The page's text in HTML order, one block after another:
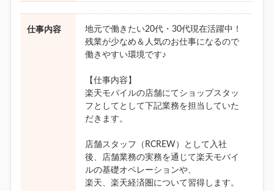
仕事内容
地元で働きたい20代・30代現在活躍中！
残業が少なめ＆人気のお仕事になるので
働きやすい環境です♪
【仕事内容】
楽天モバイルの店舗にてショップスタッ
フとしてとして下記業務を担当していた
だきます。
店舗スタッフ（RCREW）として入社
後、店舗業務の実務を通じて楽天モバイ
ルの基礎オペレーションや、
楽天、楽天経済圏について習得します。